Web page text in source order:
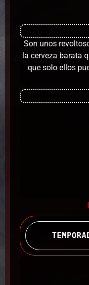
Son unos
la cerveza barata
que solo ellos